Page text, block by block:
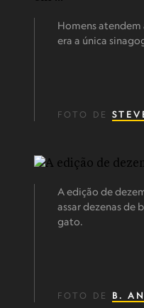
Homens atendem
era a única
FOTO DE
A edição de
assar dezenas de
gato.
FOTO DE B.